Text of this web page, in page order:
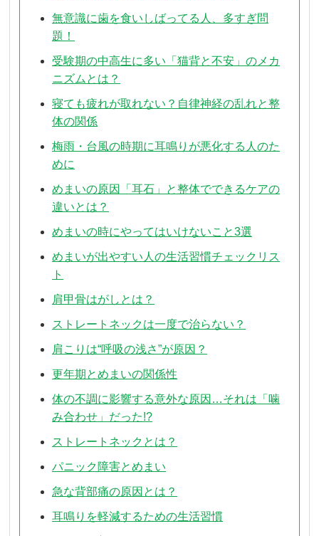
無意識に歯を食いしばってる人、多すぎ問
題！
受験期の中高生に多い「猫背と不安」のメカ
ニズムとは？
寝ても疲れが取れない？自律神経の乱れと整
体の関係
梅雨・台風の時期に耳鳴りが悪化する人のた
めに
めまいの原因「耳石」と整体でできるケアの
違いとは？
めまいの時にやってはいけないこと3選
めまいが出やすい人の生活習慣チェックリス
ト
肩甲骨はがしとは？
ストレートネックは一度で治らない？
肩こりは“呼吸の浅さ”が原因？
更年期とめまいの関係性
体の不調に影響する意外な原因…それは「噛
み合わせ」だった!?
ストレートネックとは？
パニック障害とめまい
急な背部痛の原因とは？
耳鳴りを軽減するための生活習慣